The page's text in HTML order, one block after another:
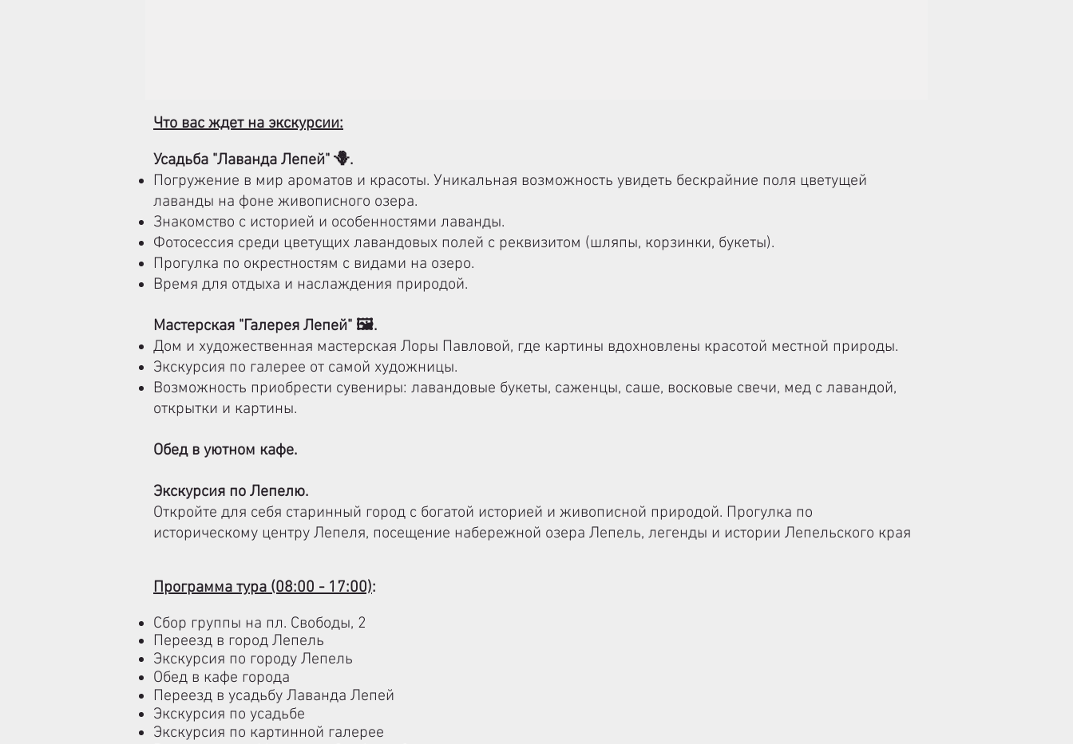
Что вас ждет на экскурсии:
Усадьба "Лаванда Лепей" 🪻.
Погружение в мир ароматов и красоты. Уникальная возможность увидеть бескрайние поля цветущей
лаванды на фоне живописного озера.
Знакомство с историей и особенностями лаванды.
Фотосессия среди цветущих лавандовых полей с реквизитом (шляпы, корзинки, букеты).
Прогулка по окрестностям с видами на озеро.
Время для отдыха и наслаждения природой.
Мастерская "Галерея Лепей" 🖼️.
Дом и художественная мастерская Лоры Павловой, где картины вдохновлены красотой местной природы.
Экскурсия по галерее от самой художницы.
Возможность приобрести сувениры: лавандовые букеты, саженцы, саше, восковые свечи, мед с лавандой,
открытки и картины.
Обед в уютном кафе.
Экскурсия по Лепелю.
Откройте для себя старинный город с богатой историей и живописной природой. Прогулка по
историческому центру Лепеля, посещение набережной озера Лепель, легенды и истории Лепельского края
Программа тура (08:00 - 17:00):
Сбор группы на пл. Свободы, 2
Переезд в город Лепель
Экскурсия по городу Лепель
Обед в кафе города
Переезд в усадьбу Лаванда Лепей
Экскурсия по усадьбе
Экскурсия по картинной галерее